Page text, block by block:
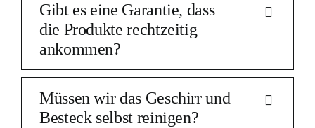
Gibt es eine Garantie, dass
die Produkte rechtzeitig
ankommen?
Müssen wir das Geschirr und
Besteck selbst reinigen?